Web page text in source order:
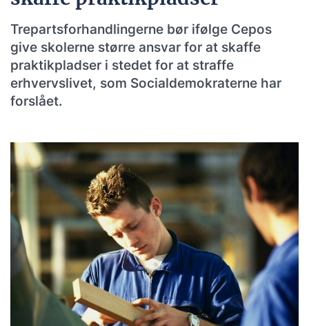
Trepartsforhandlingerne bør ifølge Cepos
give skolerne større ansvar for at skaffe
praktikpladser i stedet for at straffe
erhvervslivet, som Socialdemokraterne har
forslået.